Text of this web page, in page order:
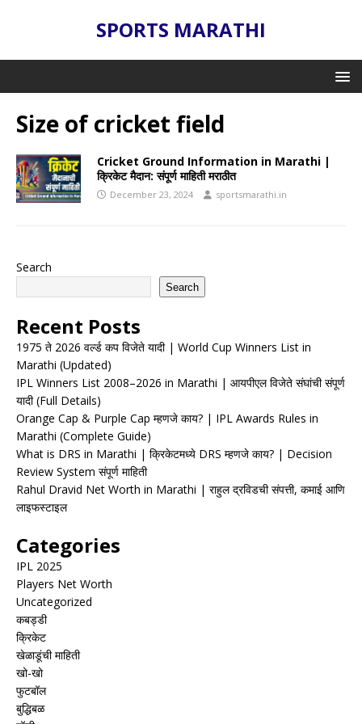
SPORTS MARATHI
Size of cricket field
Cricket Ground Information in Marathi |
क्रिकेट मैदान: संपूर्ण माहिती मराठीत
December 23, 2024 sportsmarathi.in
Search
Search
Recent Posts
1975 ते 2026 वर्ल्ड कप विजेते यादी | World Cup Winners List in
Marathi (Updated)
IPL Winners List 2008–2026 in Marathi | आयपीएल विजेते संघांची संपूर्ण
यादी (Full Details)
Orange Cap & Purple Cap म्हणजे काय? | IPL Awards Rules in
Marathi (Complete Guide)
What is DRS in Marathi | क्रिकेटमध्ये DRS म्हणजे काय? | Decision
Review System संपूर्ण माहिती
Rahul Dravid Net Worth in Marathi | राहुल द्रविडची संपत्ती, कमाई आणि
लाइफस्टाइल
Categories
IPL 2025
Players Net Worth
Uncategorized
कबड्डी
क्रिकेट
खेळाडूंची माहिती
खो-खो
फुटबॉल
बुद्धिबळ